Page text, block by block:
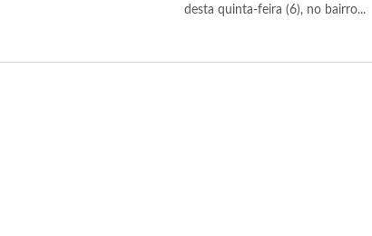
desta quinta-feira (6), no bairro...